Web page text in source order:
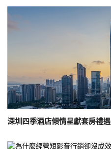
深圳四季酒店傾情呈獻套房禮遇